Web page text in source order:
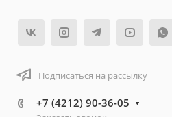
Подписаться на рассылку
+7 (4212) 90-36-05